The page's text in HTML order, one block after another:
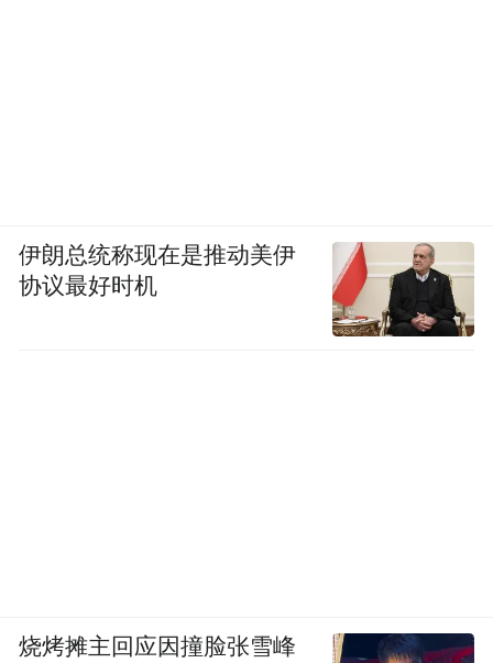
伊朗总统称现在是推动美伊
协议最好时机
烧烤摊主回应因撞脸张雪峰